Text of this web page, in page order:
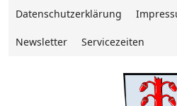
Datenschutzerklärung
Newsletter Servicezeiten